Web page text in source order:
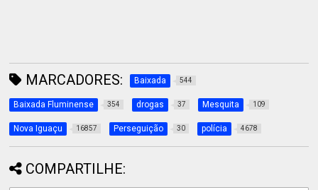
MARCADORES: Baixada 544
Baixada Fluminense 354 drogas 37 Mesquita 109
Nova Iguaçu 16857 Perseguição 30 polícia 4678
COMPARTILHE: